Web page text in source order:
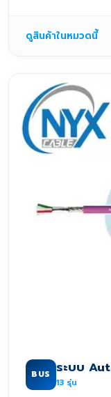
ดูสินค้าในหมวดนี้
BUS ระบบ
13 รุ่น